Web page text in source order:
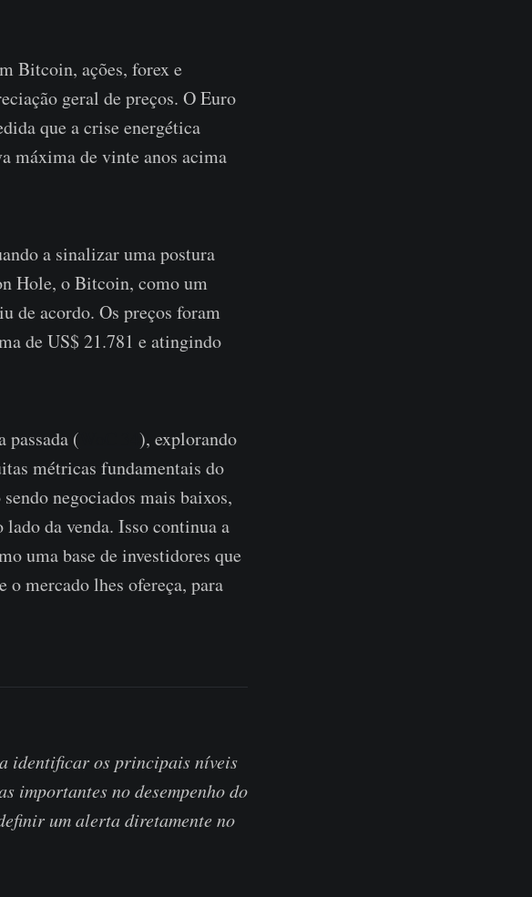
Bitcoin, ações, forex e
geral de preços. O Euro
que a crise energética
máxima de vinte anos acima
a sinalizar uma postura
Hole, o Bitcoin, como um
de acordo. Os preços foram
de US$ 21.781 e atingindo
passada (
), explorando
métricas fundamentais do
negociados mais baixos,
da venda. Isso continua a
uma base de investidores que
o mercado lhes ofereça, para
identificar os principais níveis
importantes no desempenho do
um alerta diretamente no